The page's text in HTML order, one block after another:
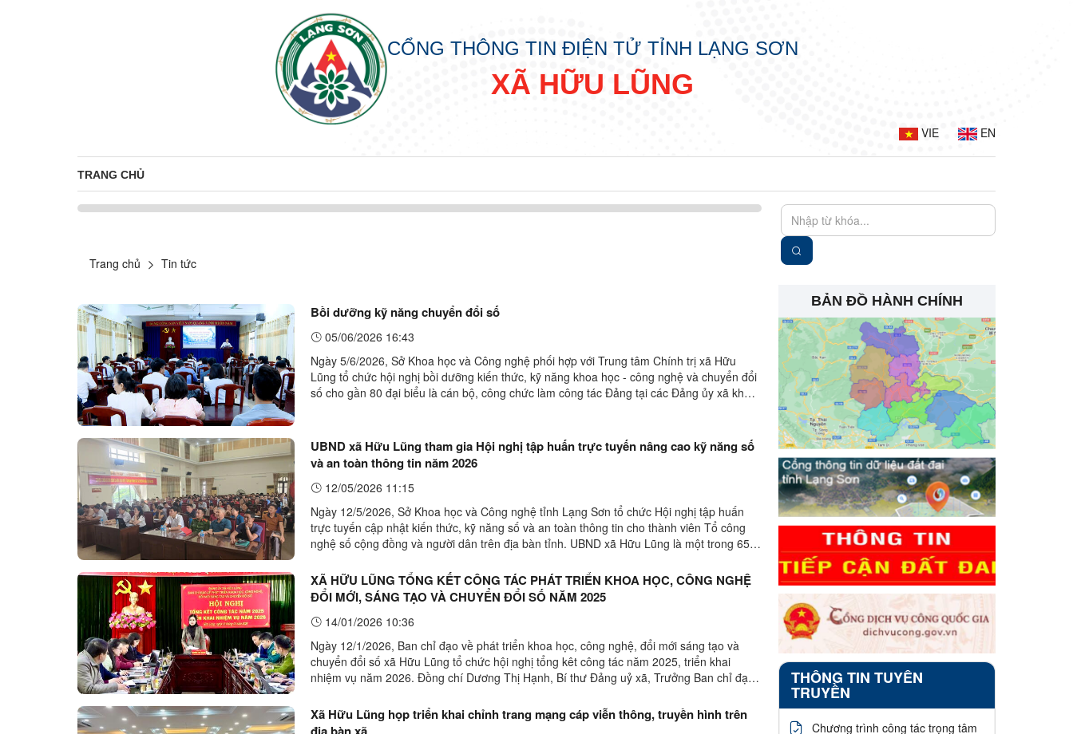
CỔNG THÔNG TIN ĐIỆN TỬ TỈNH LẠNG SƠN
XÃ HỮU LŨNG
VIE EN
TRANG CHỦ
Trang chủ Tin tức
Bồi dưỡng kỹ năng chuyển đổi số
05/06/2026 16:43
Ngày 5/6/2026, Sở Khoa học và Công nghệ phối hợp với Trung tâm Chính trị xã Hữu
Lũng tổ chức hội nghị bồi dưỡng kiến thức, kỹ năng khoa học - công nghệ và chuyển đổi
số cho gần 80 đại biểu là cán bộ, công chức làm công tác Đảng tại các Đảng ủy xã khu
UBND xã Hữu Lũng tham gia Hội nghị tập huấn trực tuyến nâng cao kỹ năng số
và an toàn thông tin năm 2026
12/05/2026 11:15
Ngày 12/5/2026, Sở Khoa học và Công nghệ tỉnh Lạng Sơn tổ chức Hội nghị tập huấn
trực tuyến cập nhật kiến thức, kỹ năng số và an toàn thông tin cho thành viên Tổ công
nghệ số cộng đồng và người dân trên địa bàn tỉnh. UBND xã Hữu Lũng là một trong 65
XÃ HỮU LŨNG TỔNG KẾT CÔNG TÁC PHÁT TRIỂN KHOA HỌC, CÔNG NGHỆ
ĐỔI MỚI, SÁNG TẠO VÀ CHUYỂN ĐỔI SỐ NĂM 2025
14/01/2026 10:36
Ngày 12/1/2026, Ban chỉ đạo về phát triển khoa học, công nghệ, đổi mới sáng tạo và
chuyển đổi số xã Hữu Lũng tổ chức hội nghị tổng kêt công tác năm 2025, triển khai
nhiệm vụ năm 2026. Đồng chí Dương Thị Hạnh, Bí thư Đảng uỷ xã, Trưởng Ban chỉ đạo
Xã Hữu Lũng họp triển khai chỉnh trang mạng cáp viễn thông, truyền hình trên
BẢN ĐỒ HÀNH CHÍNH
THÔNG TIN TUYÊN
TRUYỀN
Chương trình công tác trọng tâm